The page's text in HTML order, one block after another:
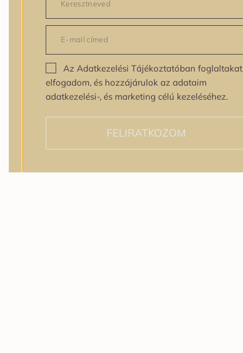
Az Adatkezelési Tájékoztatóban foglaltakat
elfogadom, és hozzájárulok az adataim
adatkezelési-, és marketing célú kezeléséhez.
FELIRATKOZOM